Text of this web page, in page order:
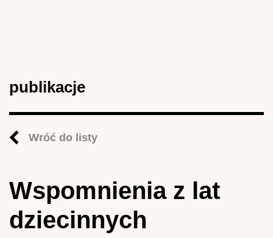
publikacje
Wróć do listy
Wspomnienia z lat
dziecinnych